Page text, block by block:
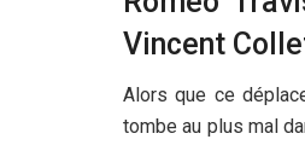
Vincent
Alors que ce
tombe au plus mal